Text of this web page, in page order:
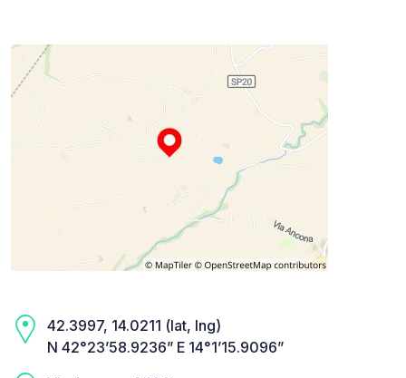
42.3997, 14.0211 (lat, lng)
N 42°23’58.9236” E 14°1’15.9096”